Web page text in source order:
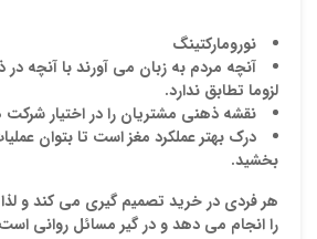
نورومارکتینگ
آنچه مردم به زبان می آورند با آنچه
لزوما تطابق ندارد.
نقشه ذهنی مشتریان را در اختیار
درک بهتر عملکرد مغز است تا بتوان
بخشید.
هر فردی در خرید تصمیم گیری می کند و لذا
را انجام می دهد و در گیر مسائل روانی است